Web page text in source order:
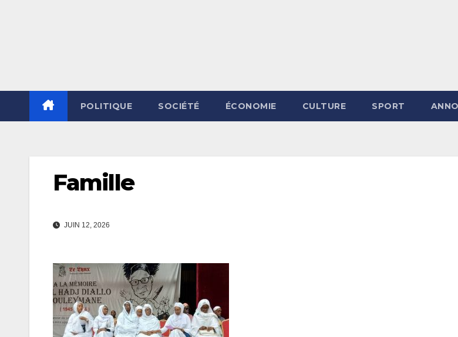
POLITIQUE SOCIÉTÉ ÉCONOMIE CULTURE SPORT
Famille
JUIN 12, 2026